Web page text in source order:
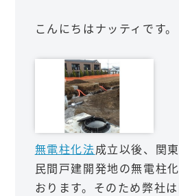
こんにちはナッティです。
無電柱化法成立以後、関
民間戸建開発地の無電柱
おります。そのため弊社